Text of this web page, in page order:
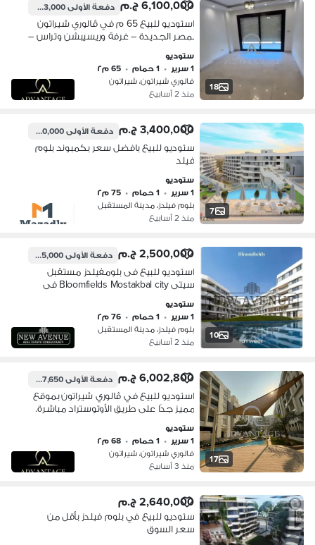
18
6,100,000 ج.م دفعة الأولى2,623,000 ج.م
استوديو للبيع 65 م في ڤالوري شيراتون
بمصر الجديدة – غرفة وريسيبشن وتراس –
مباشرة – موقع مميز
ستوديو
1 سرير
• 1 حمام • 65 م٢
فالوري شيراتون، شيراتون
منذ 2 أسابيع
7
3,400,000 ج.م دفعة الأولى3,000,000 ج.م
ستوديو للبيع بافضل سعر بكمبوند بلوم
فيلد
ستوديو
1 سرير
• 1 حمام • 75 م٢
بلوم فيلدز، مدينة المستقبل
منذ 2 أسابيع
10
2,500,000 ج.م دفعة الأولى2,425,000 ج.م
استوديو للبيع فى بلومفيلدز مستقبل
سيتى Bloomfields Mostakbal city فى
2026
ستوديو
1 سرير
• 1 حمام • 76 م٢
بلوم فيلدز، مدينة المستقبل
منذ 2 أسابيع
17
6,002,800 ج.م دفعة الأولى1,847,650 ج.م
استوديو للبيع في ڤالوري شيراتون بموقع
مميز جدًا على طريق الأوتوستراد مباشرة.
للسكن مع استلام فوري وتشطيب ألترا
سوبر لوكس. الاستوديو متشطب بالكامل
ويشمل: تكييفات خشب مطبخ حصة في
الجراج الموقع مميز جدًا: • بجو
ستوديو
1 سرير
• 1 حمام • 68 م٢
فالوري شيراتون، شيراتون
منذ 3 أسابيع
2,640,000 ج.م
ستوديو للبيع في بلوم فيلدز بأقل من
سعر السوق